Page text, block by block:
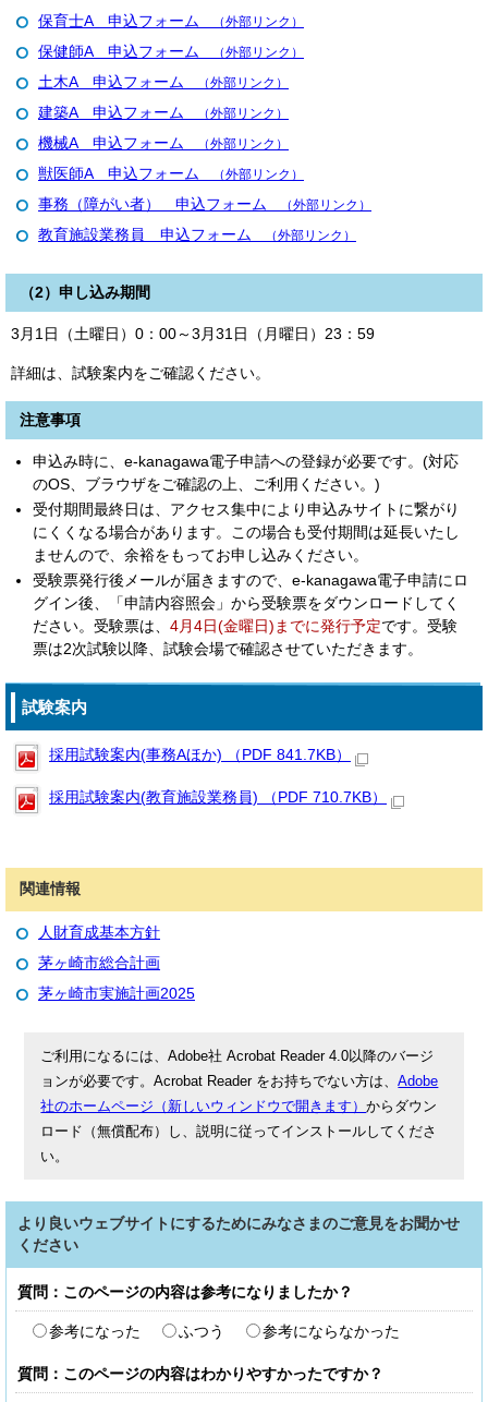
保育士A 申込フォーム （外部リンク）
保健師A 申込フォーム （外部リンク）
土木A 申込フォーム （外部リンク）
建築A 申込フォーム （外部リンク）
機械A 申込フォーム （外部リンク）
獣医師A 申込フォーム （外部リンク）
事務（障がい者） 申込フォーム （外部リンク）
教育施設業務員 申込フォーム （外部リンク）
（2）申し込み期間
3月1日（土曜日）0：00～3月31日（月曜日）23：59
詳細は、試験案内をご確認ください。
注意事項
申込み時に、e-kanagawa電子申請への登録が必要です。(対応
のOS、ブラウザをご確認の上、ご利用ください。)
受付期間最終日は、アクセス集中により申込みサイトに繋がり
にくくなる場合があります。この場合も受付期間は延長いたし
ませんので、余裕をもってお申し込みください。
受験票発行後メールが届きますので、e-kanagawa電子申請にロ
グイン後、「申請内容照会」から受験票をダウンロードしてく
ださい。受験票は、 4月4日(金曜日)までに発行予定です。受験
票は2次試験以降、試験会場で確認させていただきます。
試験案内
採用試験案内(事務Aほか) （PDF 841.7KB）
採用試験案内(教育施設業務員) （PDF 710.7KB）
関連情報
人財育成基本方針
茅ヶ崎市総合計画
茅ヶ崎市実施計画2025
ご利用になるには、Adobe社 Acrobat Reader 4.0以降のバージ
ョンが必要です。Acrobat Reader をお持ちでない方は、Adobe
社のホームページ（新しいウィンドウで開きます）からダウン
ロード（無償配布）し、説明に従ってインストールしてくださ
い。
より良いウェブサイトにするためにみなさまのご意見をお聞かせ
ください
質問：このページの内容は参考になりましたか？
参考になった ふつう 参考にならなかった
質問：このページの内容はわかりやすかったですか？